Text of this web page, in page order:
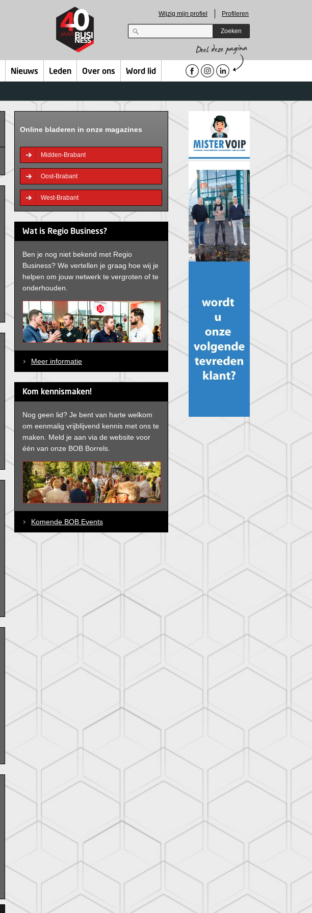
Wijzig mijn profiel Profileren
Zoeken
Nieuws Leden Over ons Word lid
Online bladeren in onze magazines
Midden-Brabant
Oost-Brabant
West-Brabant
Wat is Regio Business?
Ben je nog niet bekend met Regio
Business? We vertellen je graag hoe wij je
helpen om jouw netwerk te vergroten of te
onderhouden.
Meer informatie
Kom kennismaken!
Nog geen lid? Je bent van harte welkom
om eenmalig vrijblijvend kennis met ons te
maken. Meld je aan via de website voor
één van onze BOB Borrels.
Komende BOB Events